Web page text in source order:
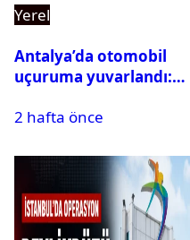
Yerel
Antalya’da otomobil
uçuruma yuvarlandı:
var
2 hafta önce